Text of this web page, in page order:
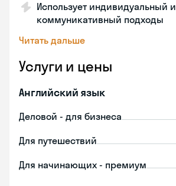
Использует индивидуальный и
коммуникативный подходы
Читать дальше
Услуги и цены
Английский язык
Деловой - для бизнеса
Для путешествий
Для начинающих - премиум